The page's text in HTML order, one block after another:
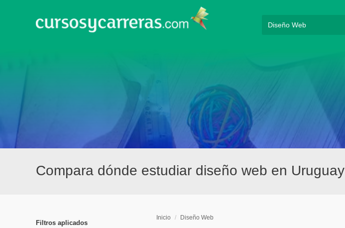
Compara dónde estudiar diseño web en Uruguay
Filtros aplicados
Inicio / Diseño Web